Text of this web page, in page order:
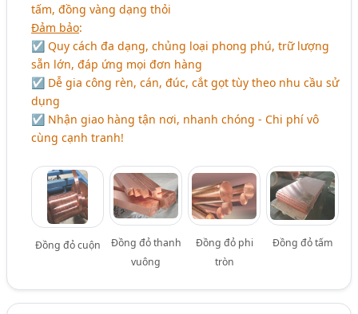
tấm, đồng vàng dạng thỏi
Đảm bảo:
☑ Quy cách đa dạng, chủng loại phong phú, trữ lượng
sẵn lớn, đáp ứng mọi đơn hàng
☑ Dễ gia công rèn, cán, đúc, cắt gọt tùy theo nhu cầu sử
dụng
☑ Nhận giao hàng tận nơi, nhanh chóng - Chi phí vô
cùng cạnh tranh!
Đồng đỏ cuộn
Đồng đỏ thanh
vuông
Đồng đỏ phi
tròn
Đồng đỏ tấm